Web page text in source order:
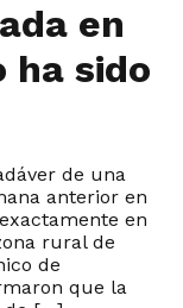
en
ha sido
de una
anterior en
en
rural de
de
que la